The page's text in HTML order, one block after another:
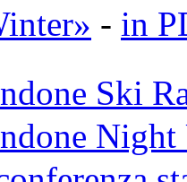
-
Ski